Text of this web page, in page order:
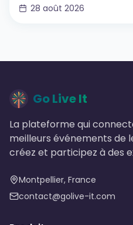
28 août 2026
Go Live It
La plateforme qui
meilleurs événements de
créez et participez à des
Montpellier, France
contact@golive-it.com